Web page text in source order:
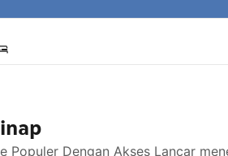
Populer Dengan Akses Lancar